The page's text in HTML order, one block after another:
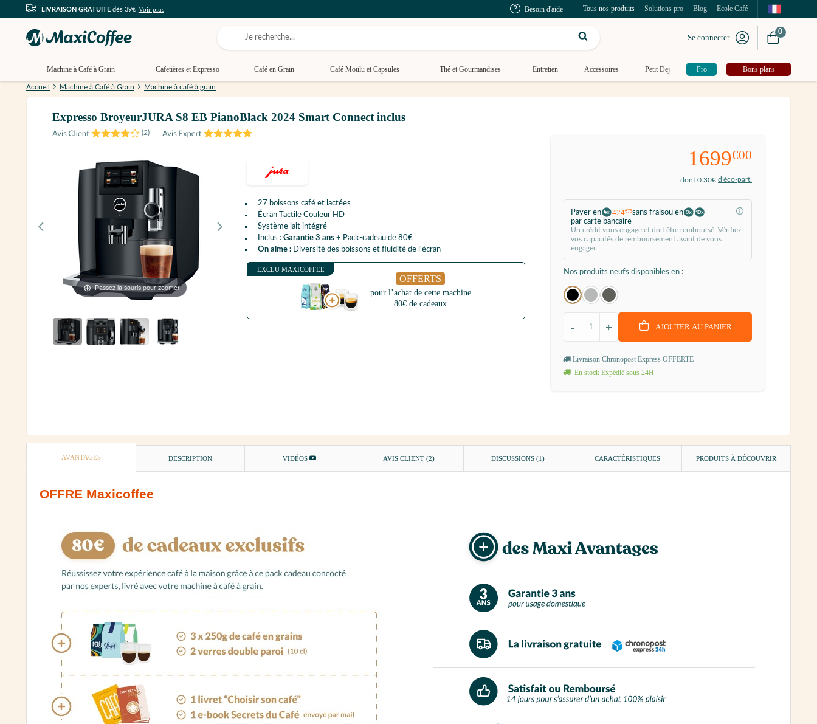
LIVRAISON GRATUITE dès 39€ Voir plus Besoin d'aide Tous nos produits Solutions pro Blog École Café
Se connecter
0
Machine à Café à Grain Cafetières et Expresso Café en Grain Café Moulu et Capsules Thé et Gourmandises Entretien Accessoires Petit Dej Pro Bons plans
Accueil Machine à Café à Grain Machine à café à grain
Expresso BroyeurJURA S8 EB PianoBlack 2024 Smart Connect inclus
(2)
Passez la souris pour zoomer
27 boissons café et lactées
Écran Tactile Couleur HD
Système lait intégré
Inclus : Garantie 3 ans + Pack-cadeau de 80€
On aime : Diversité des boissons et fluidité de l'écran
EXCLU MAXICOFFEE
OFFERTS
pour l’achat de cette machine
80€ de cadeaux
1699€00
dont 0.30€ d'éco-part.
Payer en 424€75sans fraisou en
par carte bancaire
Un crédit vous engage et doit être remboursé. Vérifiez
vos capacités de remboursement avant de vous
engager.
Nos produits neufs disponibles en :
+
- AJOUTER AU PANIER
Livraison Chronopost Express OFFERTE
En stock Expédié sous 24H
AVANTAGES DESCRIPTION VIDÉOS AVIS CLIENT (2) DISCUSSIONS (1) CARACTÉRISTIQUES PRODUITS À DÉCOUVRIR
OFFRE Maxicoffee